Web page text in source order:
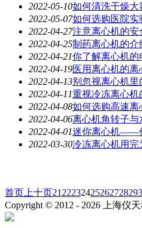
2022-05-10如何清洗干燥大
2022-05-07如何选购医院
2022-04-27注意离心机的安
2022-04-25制药离心机的介
2022-04-21你了解离心机的
2022-04-19医用离心机的离
2022-04-13别忽视离心机里
2022-04-11重视冷冻离心机
2022-04-08如何选购高速离
2022-04-06离心机角转子与
2022-04-01迷你离心机——
2022-03-30冷冻离心机用完
首页 上十页21 2223242526272829
Copyright © 2012 - 2026 上海仪